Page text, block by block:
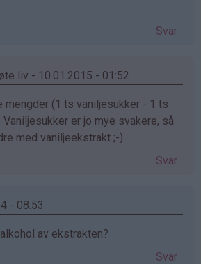
Svar
liv - 10.01.2015 - 01:52
mengder (1 ts vaniljesukker - 1 ts
er jo mye svakere, så
med vaniljeekstrakt ;-)
Svar
- 08:53
av ekstrakten?
Svar